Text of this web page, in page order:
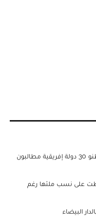
تأشيرة الدخول للولايات المتحدة: مواطنو 30 دولة إفريقية مطالبون
على نسب ملئها رغم
البيضاء